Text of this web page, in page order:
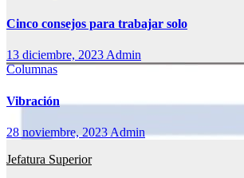
Cinco consejos para trabajar solo
13 diciembre, 2023 Admin
Columnas
Vibración
28 noviembre, 2023Admin
Jefatura Superior